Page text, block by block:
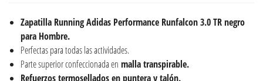
Zapatilla Running Adidas Performance Runfalcon 3.0 TR negro
para Hombre.
Perfectas para todas las actividades.
Parte superior confeccionada en malla transpirable.
Refuerzos termosellados en puntera y talón.